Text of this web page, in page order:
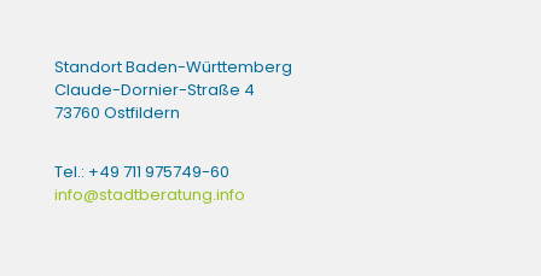
Standort Baden-Württemberg
Claude-Dornier-Straße 4
73760 Ostfildern
Tel.: +49 711 975749-60
info@stadtberatung.info